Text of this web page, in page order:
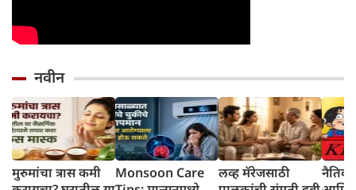
नवीन
मुरुमांचा त्रास कमी
Monsoon Care
लव्ह मॅरेजसाठी
नैतिक